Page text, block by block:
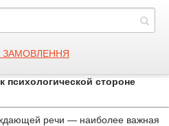
ЗАМОВЛЕННЯ
стороне
речи — наиболее важная